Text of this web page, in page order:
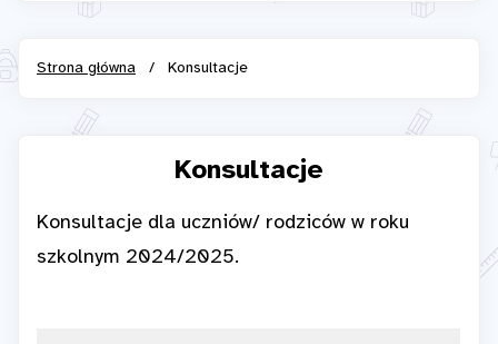
Strona główna / Konsultacje
Konsultacje
Konsultacje dla uczniów/ rodziców w roku
szkolnym 2024/2025.